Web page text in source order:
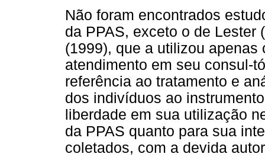
Não foram encontrados
da PPAS, exceto o de Lester
(1999), que a utilizou
atendimento em seu consul-
referência ao tratamento e
dos indivíduos ao
liberdade em sua utilização
da PPAS quanto para sua
coletados, com a devida